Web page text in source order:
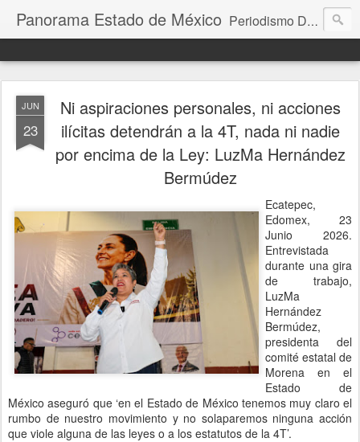
Panorama Estado de México Periodismo Digital
JUN
23
Ni aspiraciones personales, ni acciones
ilícitas detendrán a la 4T, nada ni nadie
por encima de la Ley: LuzMa Hernández
Bermúdez
Ecatepec,
Edomex, 23
Junio 2026.
Entrevistada
durante una gira
de trabajo,
LuzMa
Hernández
Bermúdez,
presidenta del
comité estatal de
Morena en el
Estado de
México aseguró que ‘en el Estado de México tenemos muy claro el
rumbo de nuestro movimiento y no solaparemos ninguna acción
que viole alguna de las leyes o a los estatutos de la 4T’.